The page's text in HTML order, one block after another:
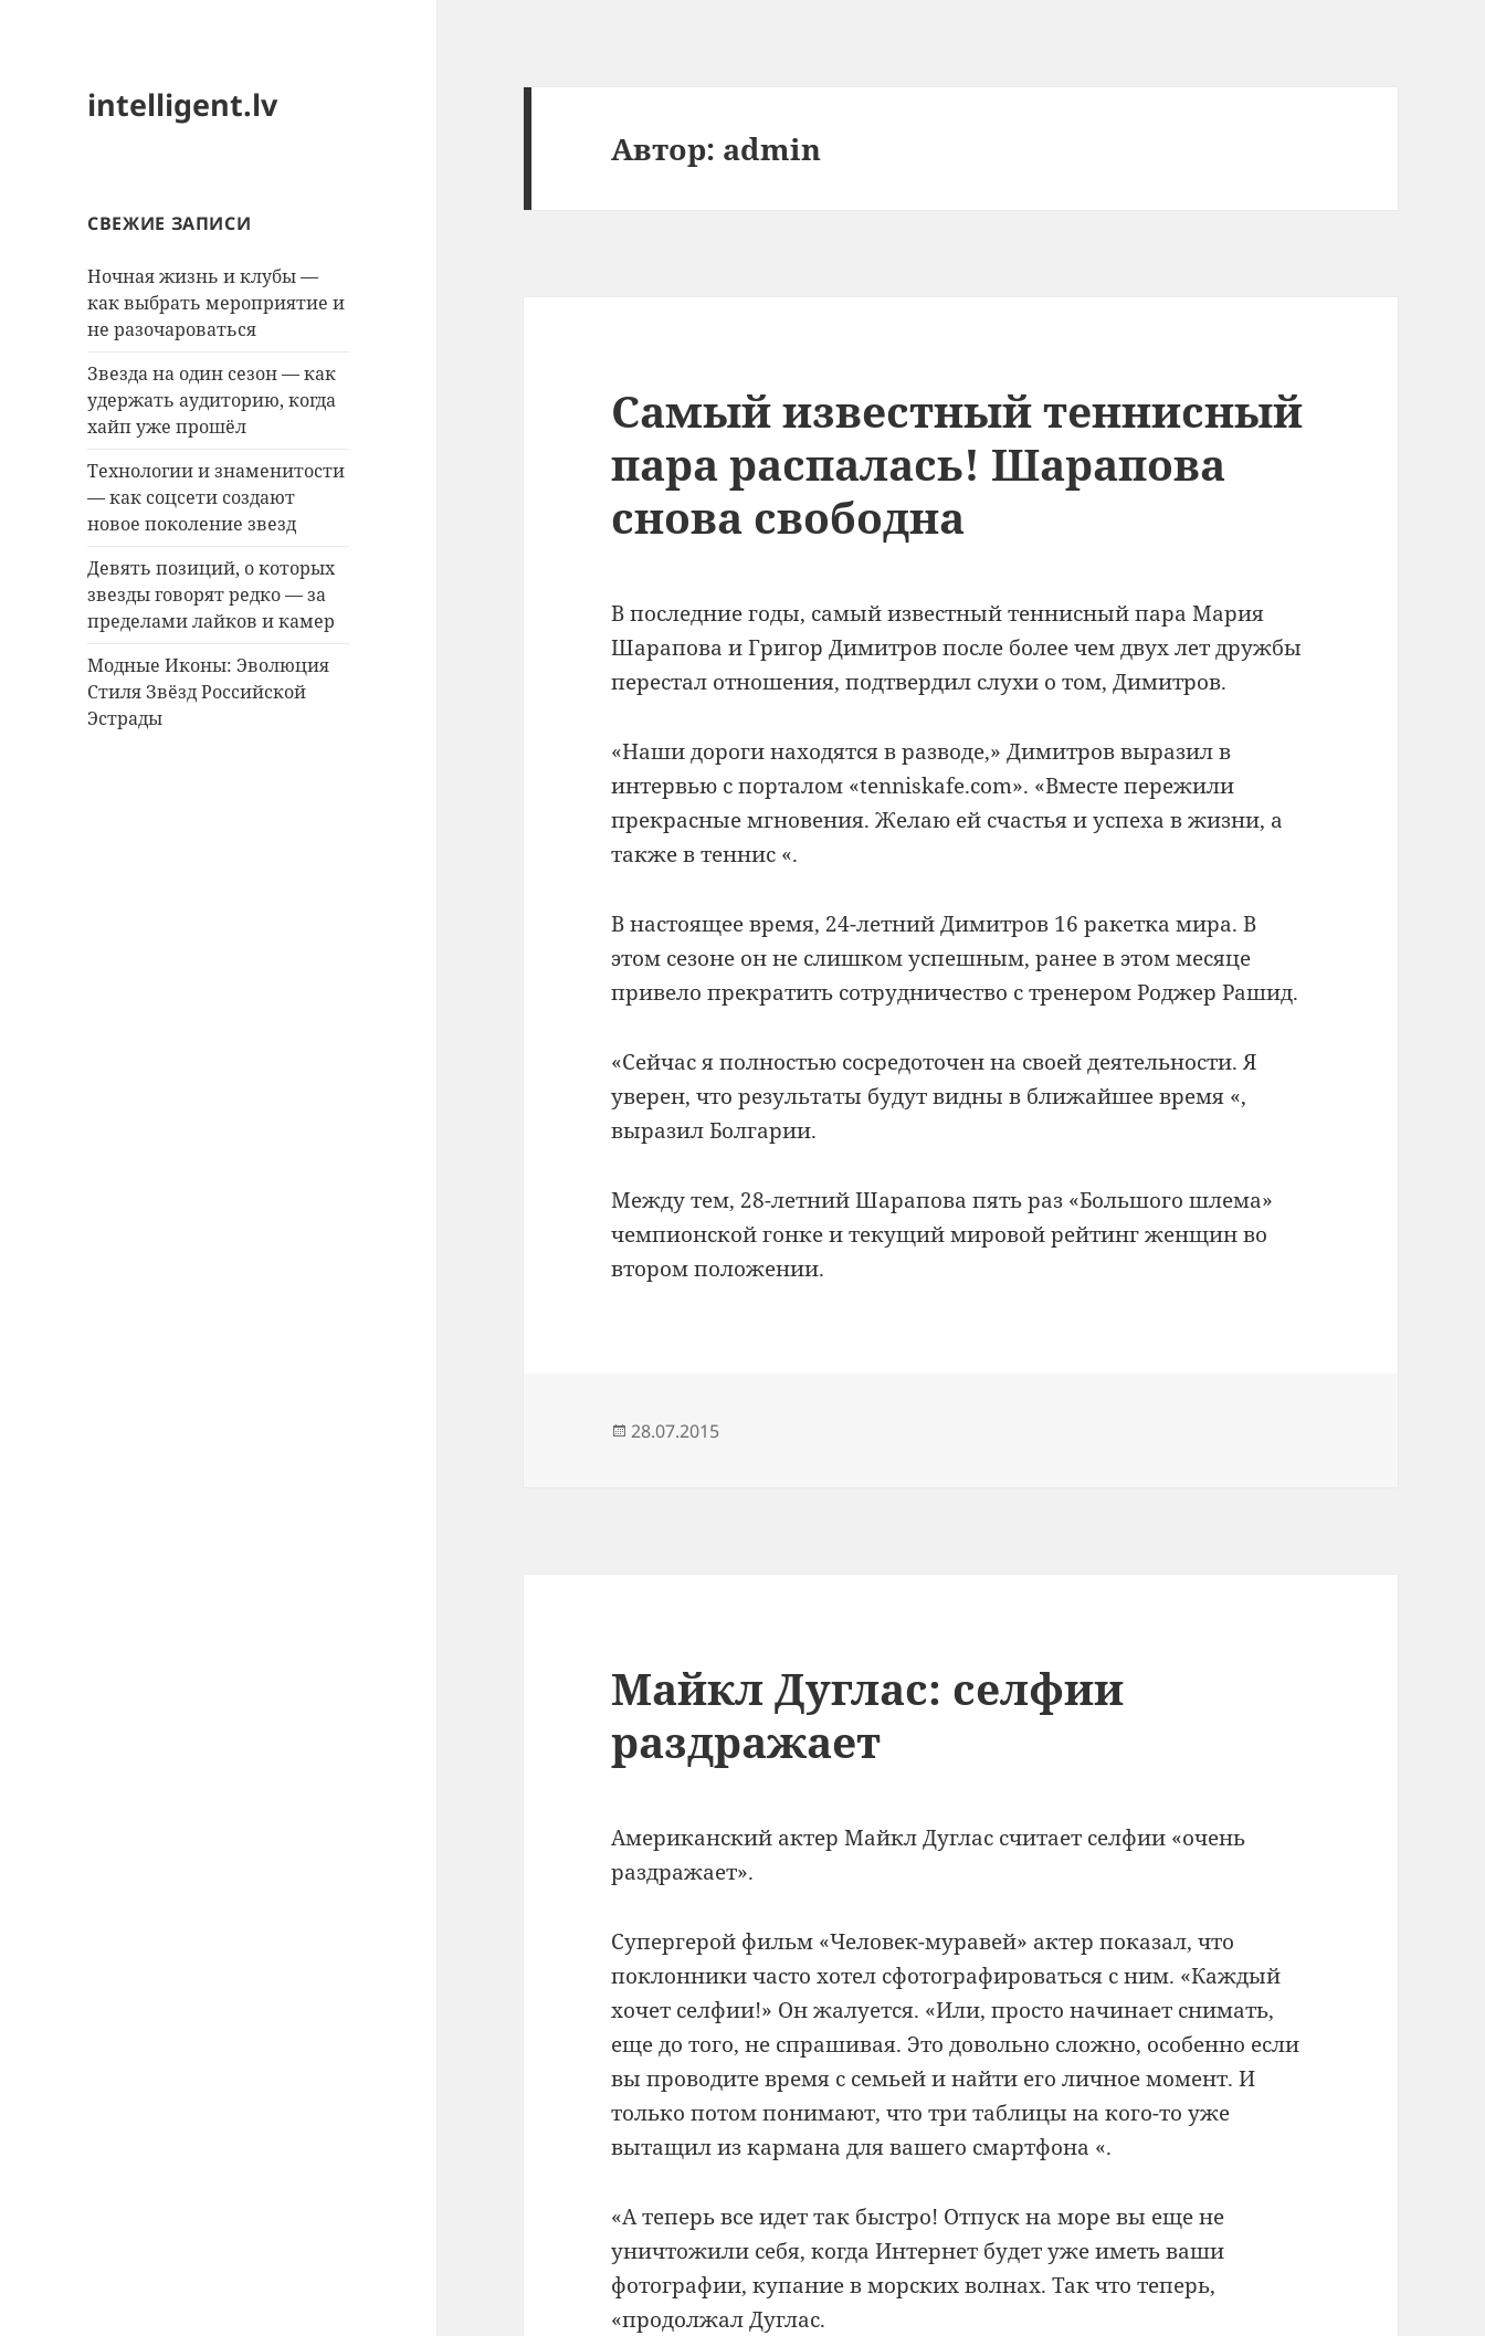
intelligent.lv
СВЕЖИЕ ЗАПИСИ
Ночная жизнь и клубы —
как выбрать мероприятие и
не разочароваться
Звезда на один сезон — как
удержать аудиторию, когда
хайп уже прошёл
Технологии и знаменитости
— как соцсети создают
новое поколение звезд
Девять позиций, о которых
звезды говорят редко — за
пределами лайков и камер
Модные Иконы: Эволюция
Стиля Звёзд Российской
Эстрады
Автор: admin
Самый известный теннисный
пара распалась! Шарапова
снова свободна
В последние годы, самый известный теннисный пара Мария
Шарапова и Григор Димитров после более чем двух лет дружбы
перестал отношения,подтвердил слухи о том, Димитров.
«Наши дорогинаходятся в разводе,»Димитров выразил в
интервью с порталом «tenniskafe.com». «Вместе пережили
прекрасные мгновения.Желаю ей счастья и успеха в жизни, а
такжев теннис «.
В настоящее время, 24-летнийДимитров 16 ракетка мира. В
этом сезоне он не слишком успешным, ранее в этом месяце
привело прекратить сотрудничество с тренером Роджер Рашид.
«Сейчас яполностью сосредоточен на своей деятельности.Я
уверен, что результаты будут видны в ближайшее время «,
выразил Болгарии.
Между тем, 28-летнийШарапова пять раз «Большого шлема»
чемпионской гонке и текущий мировой рейтинг женщин во
втором положении.
Опубликовано
28.07.2015
Майкл Дуглас: селфии
раздражает
Американский актер Майкл Дуглас считает селфии «очень
раздражает».
Супергерой фильм «Человек-муравей» актер показал, что
поклонники часто хотел сфотографироваться с ним. «Каждый
хочет селфии!» Он жалуется. «Или, просто начинает снимать,
еще до того, не спрашивая. Это довольно сложно, особенно если
вы проводите время с семьей и найти его личное момент.И
только потом понимают, что три таблицы на кого-то уже
вытащил из кармана для вашего смартфона «.
«А теперь все идет так быстро! Отпуск на море вы еще не
уничтожили себя, когда Интернет будет уже иметь ваши
фотографии, купание в морских волнах.Так что теперь,
«продолжал Дуглас.